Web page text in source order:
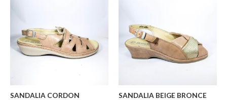
SANDALIA CORDON
SANDALIA BEIGE BRONCE